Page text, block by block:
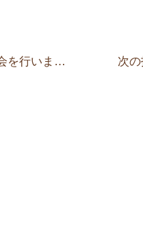
ました。